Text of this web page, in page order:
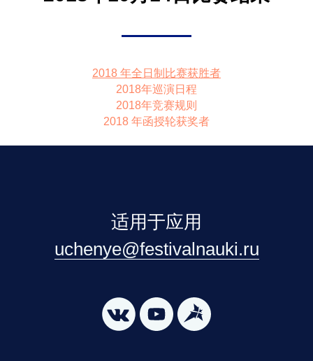
2018 年全日制比赛获胜者
2018年巡演日程
2018年竞赛规则
2018 年函授轮获奖者
适用于应用
uchenye@festivalnauki.ru